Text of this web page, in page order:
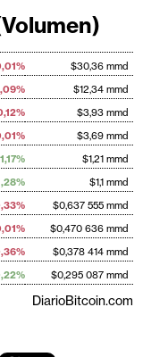
$30,36 mmd
$12,34 mmd
$3,93 mmd
$3,69 mmd
1,17%
$1,21 mmd
$1,1 mmd
$0,637 555 mmd
$0,470 636 mmd
$0,378 414 mmd
$0,295 087 mmd
DiarioBitcoin.com